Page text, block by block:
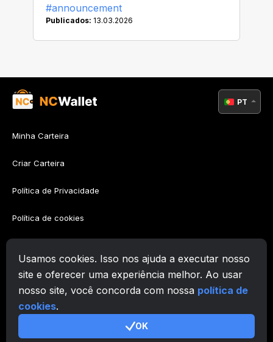
Usamos cookies. Isso nos ajuda a executar nosso
site e oferecer uma experiência melhor. Ao usar
nosso site, você concorda com nossa política de
cookies.
OK
#announcement
Publicados: 13.03.2026
Minha Carteira
Criar Carteira
Política de Privacidade
Política de cookies
Termos de Utilização
© 2026. Zafiro Innovation Systems LLC. All rights reserved.
PT